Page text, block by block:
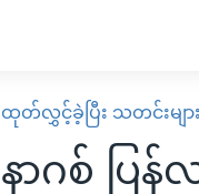
ထုတ်လွှင့်ခဲ့ပြီး သတင်းများ
နာဂစ် ပြ